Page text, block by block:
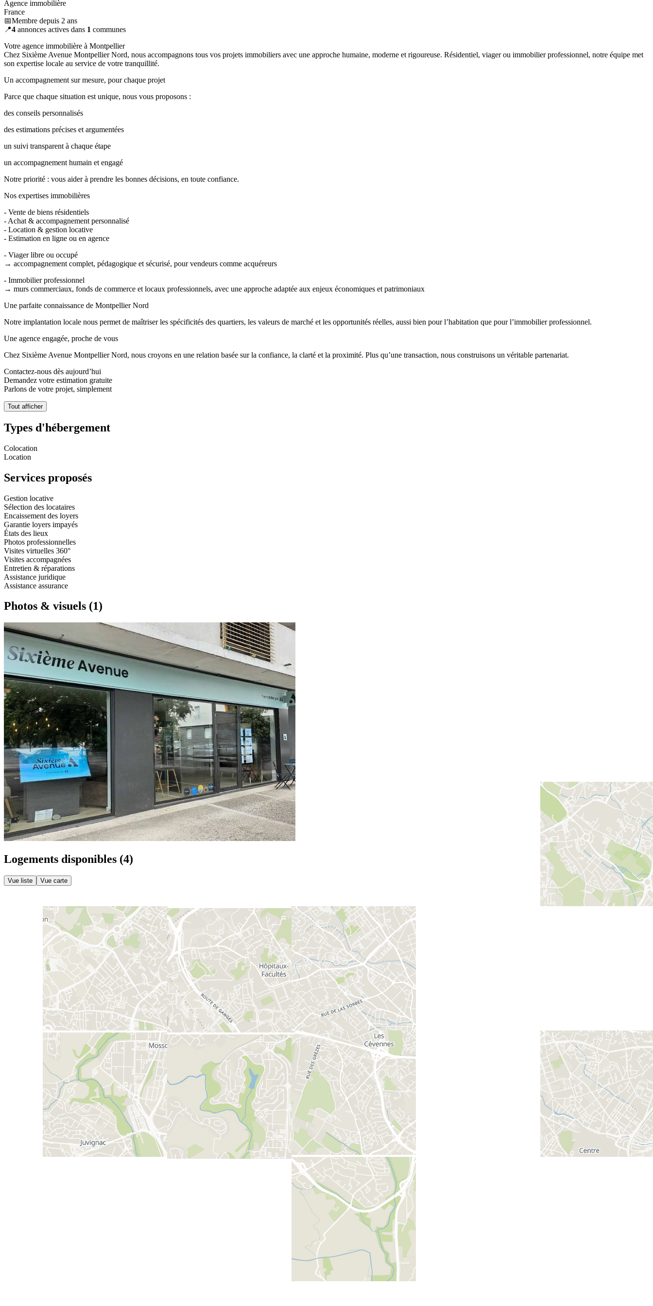
Agence immobilière
France
📅Membre depuis 2 ans
📍4 annonces actives dans 1 communes
Votre agence immobilière à Montpellier
Chez Sixième Avenue Montpellier Nord, nous accompagnons tous vos projets immobiliers avec une approche humaine, moderne et rigoureuse. Résidentiel, viager ou immobilier professionnel, notre équipe met
son expertise locale au service de votre tranquillité.
Un accompagnement sur mesure, pour chaque projet
Parce que chaque situation est unique, nous vous proposons :
des conseils personnalisés
des estimations précises et argumentées
un suivi transparent à chaque étape
un accompagnement humain et engagé
Notre priorité : vous aider à prendre les bonnes décisions, en toute confiance.
Nos expertises immobilières
- Vente de biens résidentiels
- Achat & accompagnement personnalisé
- Location & gestion locative
- Estimation en ligne ou en agence
- Viager libre ou occupé
→ accompagnement complet, pédagogique et sécurisé, pour vendeurs comme acquéreurs
- Immobilier professionnel
→ murs commerciaux, fonds de commerce et locaux professionnels, avec une approche adaptée aux enjeux économiques et patrimoniaux
Une parfaite connaissance de Montpellier Nord
Notre implantation locale nous permet de maîtriser les spécificités des quartiers, les valeurs de marché et les opportunités réelles, aussi bien pour l’habitation que pour l’immobilier professionnel.
Une agence engagée, proche de vous
Chez Sixième Avenue Montpellier Nord, nous croyons en une relation basée sur la confiance, la clarté et la proximité. Plus qu’une transaction, nous construisons un véritable partenariat.
Contactez-nous dès aujourd’hui
Demandez votre estimation gratuite
Parlons de votre projet, simplement
Tout afficher
Types d'hébergement
Colocation
Location
Services proposés
Gestion locative
Sélection des locataires
Encaissement des loyers
Garantie loyers impayés
États des lieux
Photos professionnelles
Visites virtuelles 360°
Visites accompagnées
Entretien & réparations
Assistance juridique
Assistance assurance
Photos & visuels (1)
Logements disponibles (4)
Vue liste Vue carte